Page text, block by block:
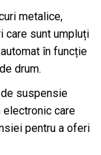
metalice,
care sunt umpluți
în funcție
drum.
suspensie
care
pentru a oferi